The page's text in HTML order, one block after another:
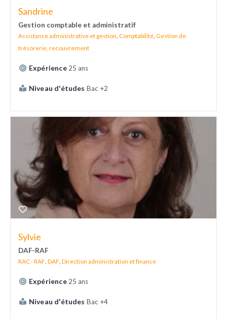
Sandrine
Gestion comptable et administratif
Assistance administrative et gestion Comptabilité Gestion de
trésorerie, recouvrement
Expérience 25 ans
Niveau d'études Bac +2
Sylvie
DAF-RAF
RAC - RAF, DAF, Direction administration et finance
Expérience 25 ans
Niveau d'études Bac +4